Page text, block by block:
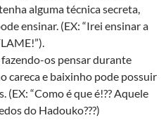
alguma técnica secreta,
ensinar. (EX: “Irei ensinar a
os pensar durante
careca e baixinho pode possuir
(EX: “Como é que é!?? Aquele
do Hadouko???)